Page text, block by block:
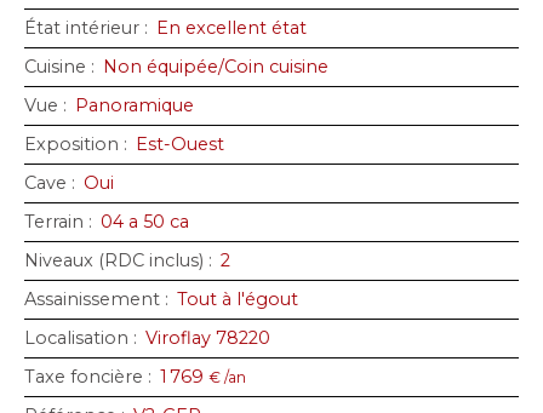
État intérieur : En excellent état
Cuisine : Non équipée/Coin cuisine
Vue : Panoramique
Exposition : Est-Ouest
Cave : Oui
Terrain : 04 a 50 ca
Niveaux (RDC inclus) : 2
Assainissement : Tout à l'égout
Localisation : Viroflay 78220
Taxe foncière : 1 769 € /an